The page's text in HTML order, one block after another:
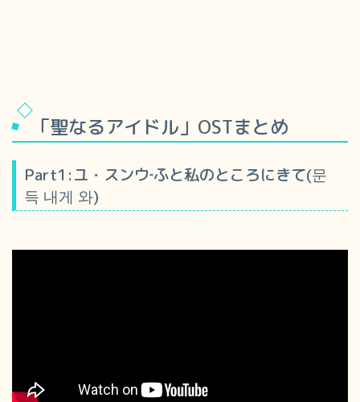
「聖なるアイドル」OSTまとめ
Part1:ユ・スンウ‐ふと私のところにきて(문
득 내게 와)